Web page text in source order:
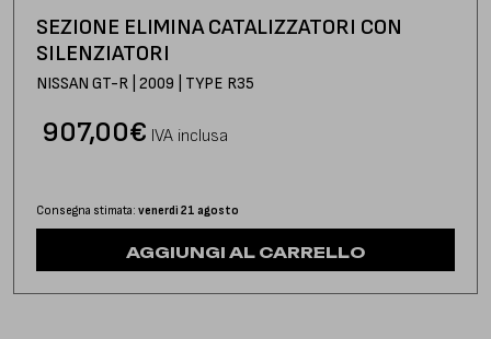
SEZIONE ELIMINA CATALIZZATORI CON
SILENZIATORI
NISSAN GT-R | 2009 | TYPE R35
€
907,00 IVA inclusa
Consegna stimata: venerdì 21 agosto
AGGIUNGI AL CARRELLO